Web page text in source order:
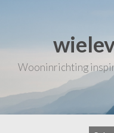
Wooninrichting